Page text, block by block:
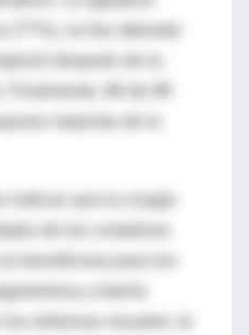
después de la
Finalmente, 86 de 89
mejorías de la
indican que la cirugía
de los cristalinos
y traería
síntomas visuales; la